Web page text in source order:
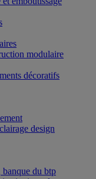
modulaire
décoratifs
design
banque du btp